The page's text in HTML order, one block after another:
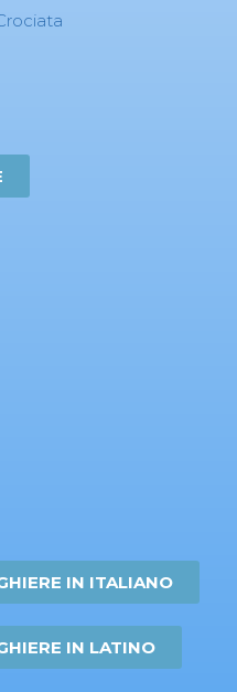
IN ITALIANO
IN LATINO